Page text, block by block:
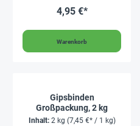
4,95 €*
Warenkorb
Gipsbinden
Großpackung, 2 kg
Inhalt: 2 kg (7,45 €* / 1 kg)